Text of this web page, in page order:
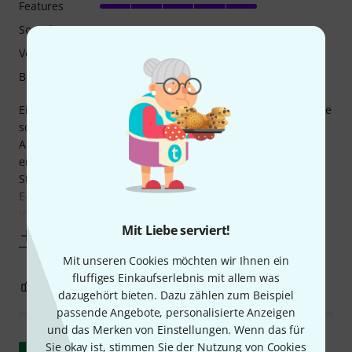
Mit Liebe serviert!
Mit unseren Cookies möchten wir Ihnen ein
fluffiges Einkaufserlebnis mit allem was
dazugehört bieten. Dazu zählen zum Beispiel
passende Angebote, personalisierte Anzeigen
und das Merken von Einstellungen. Wenn das für
Sie okay ist, stimmen Sie der Nutzung von Cookies
Eins vorab: Mit diesem Gerät vergisst man die Zeit. Ich habe
schon mehrfach Stunden damit verbracht, mit dem Walrus
Audio Slöer Ambient Reverb immer neue Klangsphären zu
entdecken und zu kreieren. Besonders inspirierend ist der
Stereo-Betrieb mit zwei Amps, aber auch einfach zwischen
E-Gitarre und Combo geschaltet oder ins Pedal-Board
Features
Sound
Verarbeitung
Bedienung
0 BEWERTUNG MELDEN
Original zeigen